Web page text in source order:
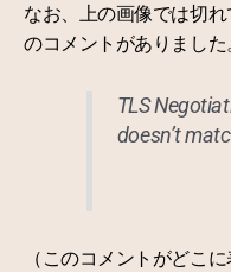
なお、上の画像では切
のコメントがありました
TLS
doesn’t
（このコメントがどこ